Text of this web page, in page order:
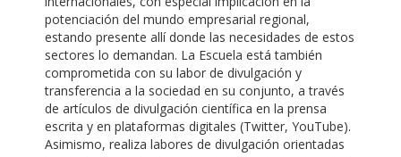
potenciación del mundo empresarial regional,
estando presente allí donde las necesidades de estos
sectores lo demandan. La Escuela está también
comprometida con su labor de divulgación y
transferencia a la sociedad en su conjunto, a través
de artículos de divulgación científica en la prensa
escrita y en plataformas digitales (Twitter, YouTube).
Asimismo, realiza labores de divulgación orientadas